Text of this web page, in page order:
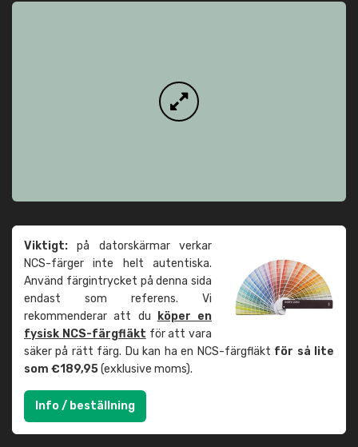
Viktigt: på datorskärmar verkar
NCS-färger inte helt autentiska.
Använd färgintrycket på denna sida
endast som referens. Vi
rekommenderar att du
köper en
fysisk NCS-färgfläkt för att vara
säker på rätt färg. Du kan ha en NCS-färgfläkt för så lite
som €189,95(exklusive moms).
Info / beställning